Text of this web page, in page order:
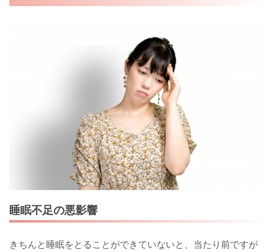
睡眠不足の悪影響
きちんと睡眠をとることができていないと、当たり前ですが